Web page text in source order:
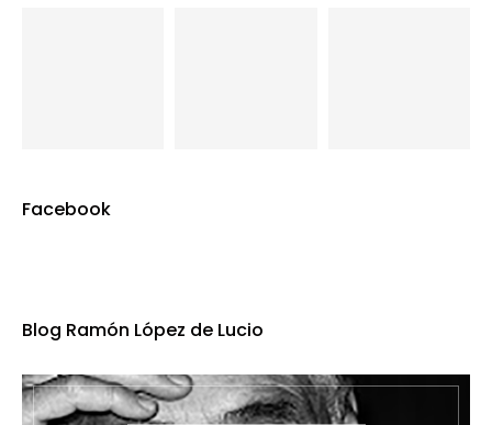
Facebook
Blog Ramón López de Lucio